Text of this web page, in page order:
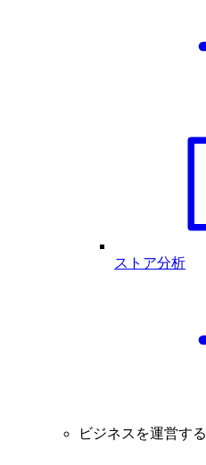
ストア分析
ビジネスを運営する